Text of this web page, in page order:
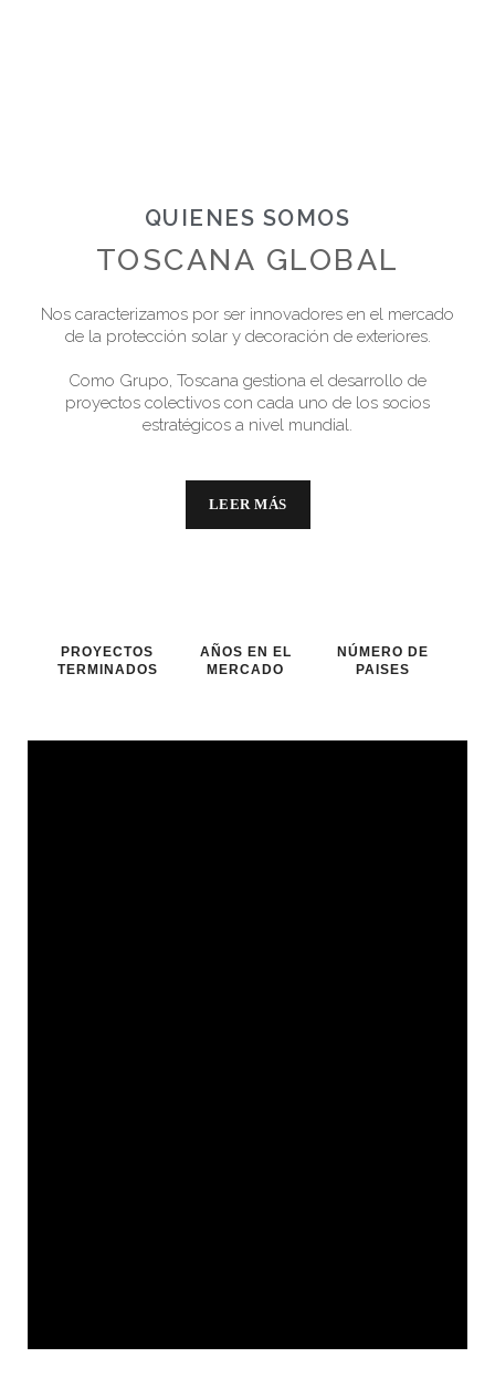
QUIENES SOMOS
TOSCANA GLOBAL
Nos caracterizamos por ser innovadores en el mercado
de la protección solar y decoración de exteriores.
Como Grupo, Toscana gestiona el desarrollo de
proyectos colectivos con cada uno de los socios
estratégicos a nivel mundial.
LEER MÁS
PROYECTOS
TERMINADOS
AÑOS EN EL
MERCADO
NÚMERO DE
PAISES